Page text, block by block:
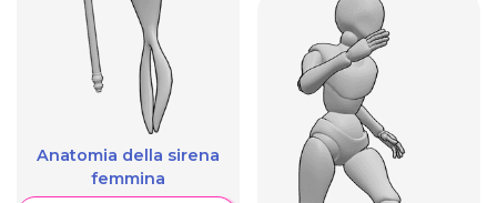
Anatomia della sirena
femmina